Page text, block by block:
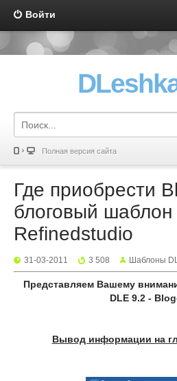
Войти
Полная версия сайта
Где приобрести
блоговый шаблон
Refinedstudio
31-03-2011 3 508 Шаблоны
Представляем Вашему
DLE 9.2 -
Вывод информации на